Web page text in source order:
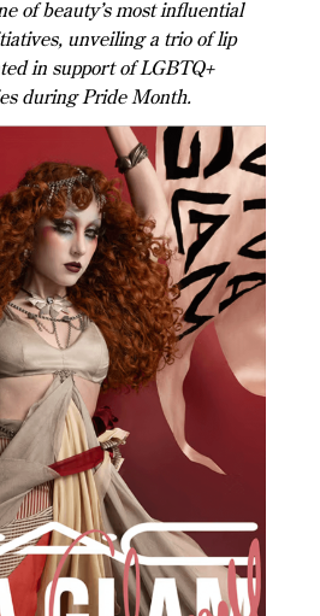
of beauty’s most influential
unveiling a trio of lip
in support of LGBTQ+
during Pride Month.